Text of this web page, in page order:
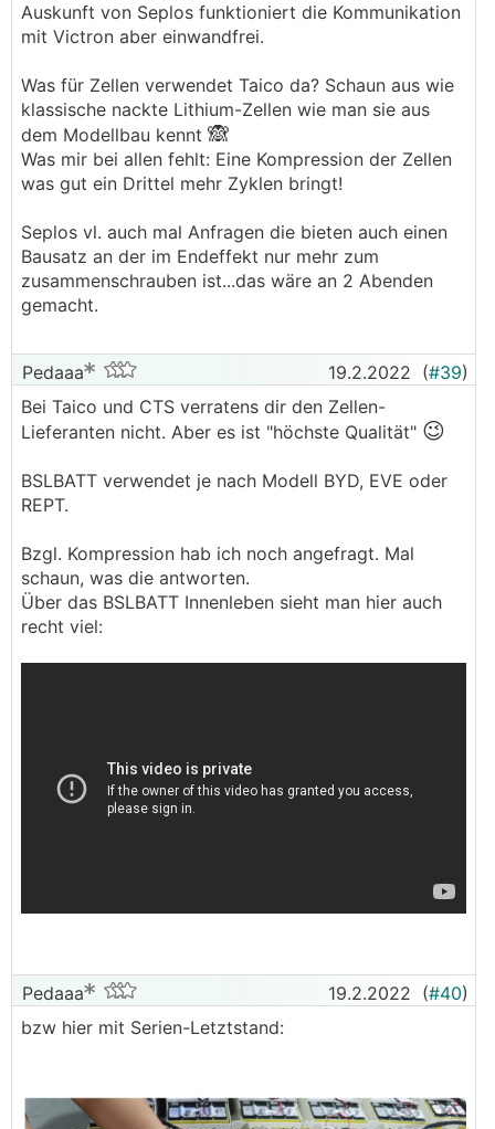
Auskunft von Seplos funktioniert die Kommunikation
mit Victron aber einwandfrei.
Was für Zellen verwendet Taico da? Schaun aus wie
klassische nackte Lithium-Zellen wie man sie aus
dem Modellbau kennt 🙈
Was mir bei allen fehlt: Eine Kompression der Zellen
was gut ein Drittel mehr Zyklen bringt!
Seplos vl. auch mal Anfragen die bieten auch einen
Bausatz an der im Endeffekt nur mehr zum
zusammenschrauben ist...das wäre an 2 Abenden
gemacht.
Pedaaa 19.2.2022 (#39)
Bei Taico und CTS verratens dir den Zellen-
Lieferanten nicht. Aber es ist "höchste Qualität" 😉
BSLBATT verwendet je nach Modell BYD, EVE oder
REPT.
Bzgl. Kompression hab ich noch angefragt. Mal
schaun, was die antworten.
Über das BSLBATT Innenleben sieht man hier auch
recht viel:
Pedaaa 19.2.2022 (#40)
bzw hier mit Serien-Letztstand: